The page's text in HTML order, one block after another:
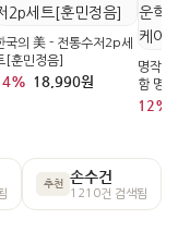
국의 美 - 전통수저2p세
[훈민정음]
18,990원
명작
함 명
12%
추천 손수건
1210건 검색됨